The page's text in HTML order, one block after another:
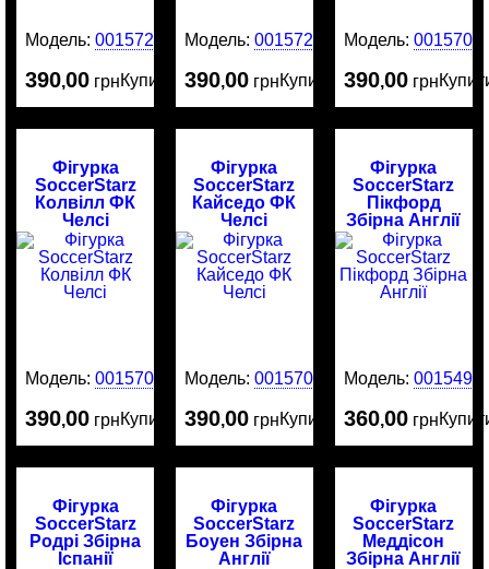
Модель:0015721
390,00 грнКупити
Модель:0015720
390,00 грнКупити
Модель: 0015708
390,00 грн
Фігурка
SoccerStarz
Колвілл ФК
Челсі
Модель:0015707
390,00 грнКупити
Фігурка
SoccerStarz
Кайседо ФК
Челсі
Модель:0015706
390,00 грнКупити
Фігурка
SoccerStarz
Пікфорд
Збірна Англії
Модель: 0015491
360,00 грн
Фігурка
SoccerStarz
Родрі Збірна
Іспанії
Фігурка
SoccerStarz
Боуен Збірна
Англії
Фігурка
SoccerStarz
Меддісон
Збірна Англії